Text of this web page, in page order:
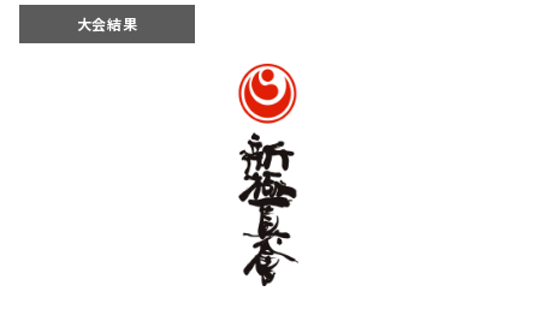
大会結果